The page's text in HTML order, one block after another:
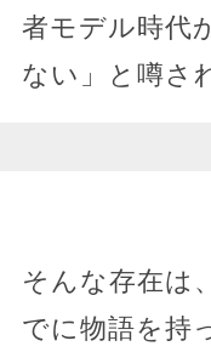
者モデル時代
ない」と噂さ
そんな存在は
でに物語を持